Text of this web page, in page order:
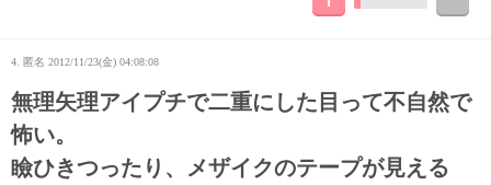
4. 匿名 2012/11/23(金) 04:08:08
無理矢理アイプチで二重にした目って不自然で
怖い。
瞼ひきつったり、メザイクのテープが見える